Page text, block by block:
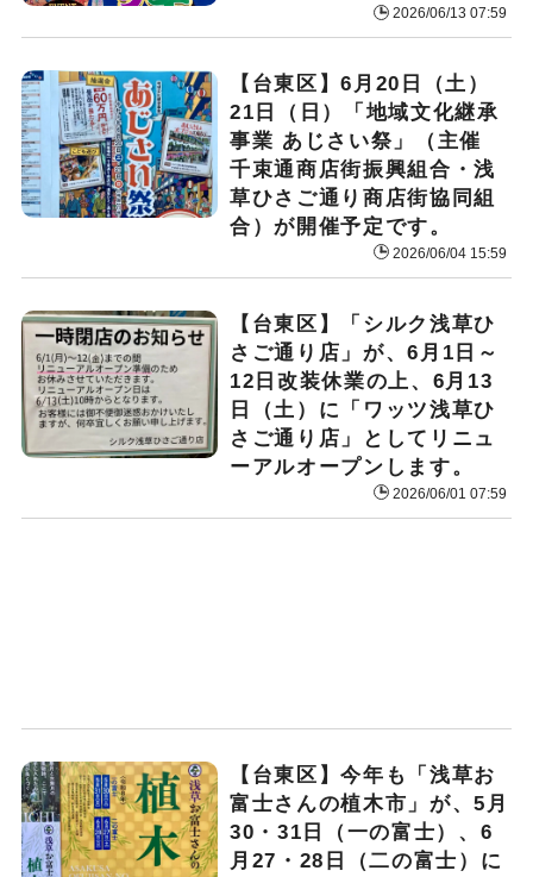
2026/06/13 07:59
【台東区】6月20日（土）
21日（日）「地域文化継承
事業 あじさい祭」（主催
千束通商店街振興組合・浅
草ひさご通り商店街協同組
合）が開催予定です。
2026/06/04 15:59
【台東区】「シルク浅草ひ
さご通り店」が、6月1日～
12日改装休業の上、6月13
日（土）に「ワッツ浅草ひ
さご通り店」としてリニュ
ーアルオープンします。
2026/06/01 07:59
【台東区】今年も「浅草お
富士さんの植木市」が、5月
30・31日（一の富士）、6
月27・28日（二の富士）に